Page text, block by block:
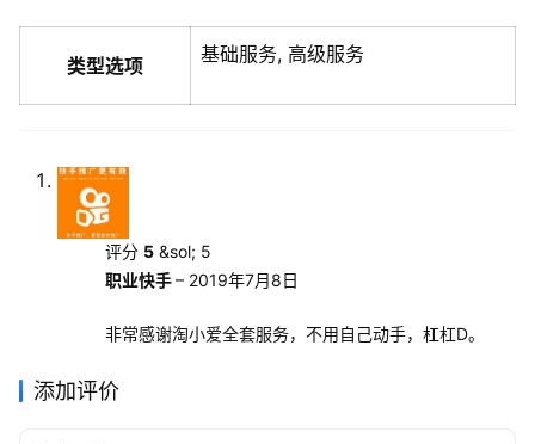
类型选项 基础服务, 高级服务
评分 5 &sol; 5
职业快手– 2019年7月8日
非常感谢淘小爱全套服务，不用自己动手，杠杠D。
添加评价